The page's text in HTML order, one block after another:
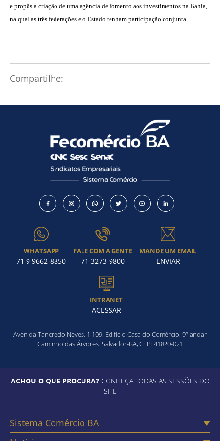
e propôs a criação de uma agência de fomento aos investimentos na Bahia,
na qual as três federações e o Estado tenham participação conjunta.
Compartilhe:
WHATSAPP
71 9 9662-8850
FALE COM A GENTE
71 3273-9800
MANDE UM EMAIL
ENVIAR
INTRANET
ACESSAR
Avenida Tancredo Neves, 1.109, Edifício Casa do Comércio, 9º andar
Caminho das Árvores. Salvador-BA, CEP: 41820-021
ACHOU O QUE PROCURA?CONHEÇA TODAS AS SESSÕES DO
SITE
Sistema Comércio BA